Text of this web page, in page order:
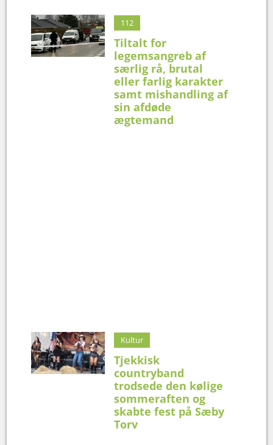
112
Tiltalt for
legemsangreb af
særlig rå, brutal
eller farlig karakter
samt mishandling af
sin afdøde
ægtemand
Kultur
Tjekkisk
countryband
trodsede den kølige
sommeraften og
skabte fest på Sæby
Torv